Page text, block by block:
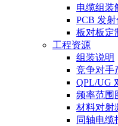
电缆组装
PCB 发
板对板定
工程资源
组装说明
竞争对手
QPL/UG
频率范围
材料对射
同轴电缆